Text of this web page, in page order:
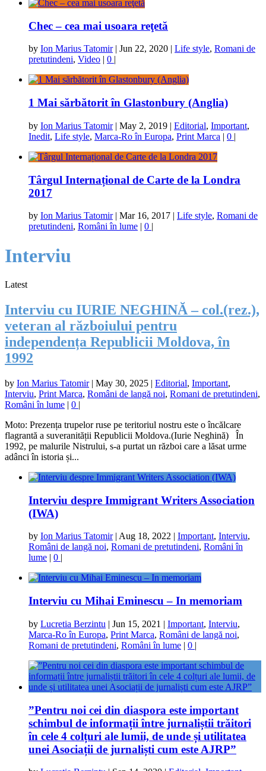
Chec – cea mai usoara reţetă
by Ion Marius Tatomir| Jun 22, 2020 Life style, Romani de
pretutindeni, Video 0
1 Mai sărbătorit în Glastonbury (Anglia)
by Ion Marius Tatomir| May 2, 2019 | Editorial, Important,
Inedit, Life style, Marca-Ro în Europa, Print Marca | 0 |
Târgul Internațional de Carte de la Londra
2017
by Ion Marius Tatomir| Mar 16, 2017 | Life style, Romani de
pretutindeni, Români în lume | 0 |
Interviu
Latest
Interviu cu IURIE NEGHINĂ – col.(rez.),
veteran al războiului pentru
independența Republicii Moldova, în
1992
by Ion Marius Tatomir| May 30, 2025 | Editorial, Important,
Interviu, Print Marca, Români de langă noi, Romani de pretutindeni,
Români în lume | 0 |
Moto: Prezența trupelor ruse pe teritoriul nostru este o încălcare
flagrantă a suveranității Republicii Moldova.(Iurie Neghină) În
1992, pe malurile Nistrului, s-a purtat un război care a lăsat urme
adânci în istoria și...
Interviu despre Immigrant Writers Association
(IWA)
by Ion Marius Tatomir| Aug 18, 2022 Important, Interviu,
Români de langă noi, Romani de pretutindeni, Români în
lume
0
Interviu cu Mihai Eminescu – In memoriam
by Lucretia Berzintu | Jun 15, 2021 | Important, Interviu,
Marca-Ro în Europa, Print Marca, Români de langă noi,
Romani de pretutindeni, Români în lume | 0 |
”Pentru noi cei din diaspora este important
schimbul de informații între jurnaliștii trăitori
în cele 4 colțuri ale lumii, de unde și utilitatea
unei Asociații de jurnaliști cum este AJRP”